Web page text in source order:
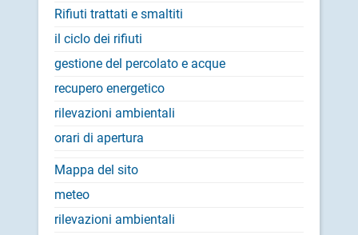
Rifiuti trattati e smaltiti
il ciclo dei rifiuti
gestione del percolato e acque
recupero energetico
rilevazioni ambientali
orari di apertura
Mappa del sito
meteo
rilevazioni ambientali